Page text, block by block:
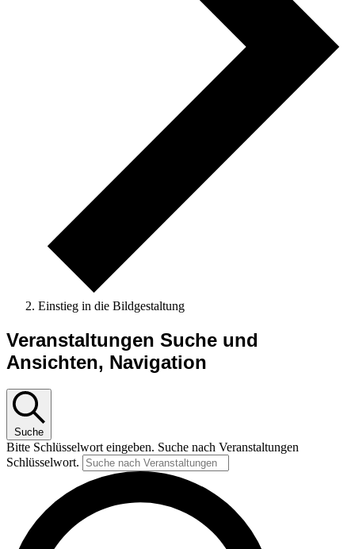
Einstieg in die Bildgestaltung
Veranstaltungen
Veranstaltungen Suche und
Ansichten, Navigation
Suche
Bitte Schlüsselwort eingeben. Suche nach Veranstaltungen
Schlüsselwort.